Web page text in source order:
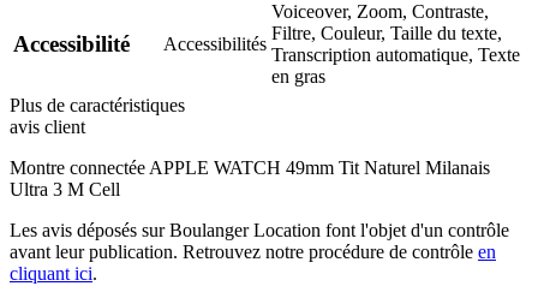
Accessibilité Accessibilités
Voiceover, Zoom, Contraste,
Filtre, Couleur, Taille du texte,
Transcription automatique, Texte
en gras
Plus de caractéristiques
avis client
Montre connectée APPLE WATCH 49mm Tit Naturel Milanais
Ultra 3 M Cell
Les avis déposés sur Boulanger Location font l'objet d'un contrôle
avant leur publication. Retrouvez notre procédure de contrôle en
cliquant ici.